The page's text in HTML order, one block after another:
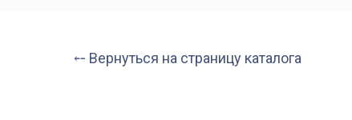
⤌ Вернуться на страницу каталога